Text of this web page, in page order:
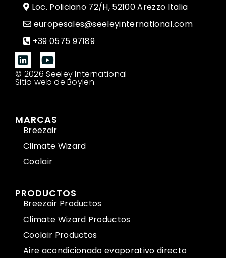
Loc. Policiano 72/H, 52100 Arezzo Italia
europesales@seeleyinternational.com
+39 0575 97189
© 2026 Seeley International
Sitio web de Boylen
MARCAS
Breezair
Climate Wizard
Coolair
PRODUCTOS
Breezair Productos
Climate Wizard Productos
Coolair Productos
Aire acondicionado evaporativo directo